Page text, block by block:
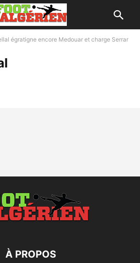
égratigne encore Medouar et charge Serrar
À PROPOS